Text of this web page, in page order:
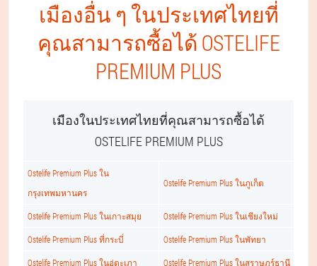
เมืองอื่น ๆ ในประเทศไทยที่
คุณสามารถซื้อได้ OSTELIFE
PREMIUM PLUS
เมืองในประเทศไทยที่คุณสามารถซื้อได้
OSTELIFE PREMIUM PLUS
Ostelife Premium Plus ใน
กรุงเทพมหานคร
Ostelife Premium Plus ในภูเก็ต
Ostelife Premium Plus ในเกาะสมุย Ostelife Premium Plus ในเชียงใหม่
Ostelife Premium Plus ที่กระบี่ Ostelife Premium Plus ในพัทยา
Ostelife Premium Plus ในอู่ตะเภา Ostelife Premium Plus ในสุราษฎร์ธานี